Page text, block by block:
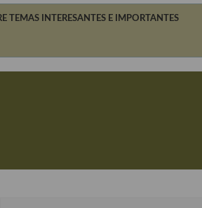
TEMAS INTERESANTES E IMPORTANTES